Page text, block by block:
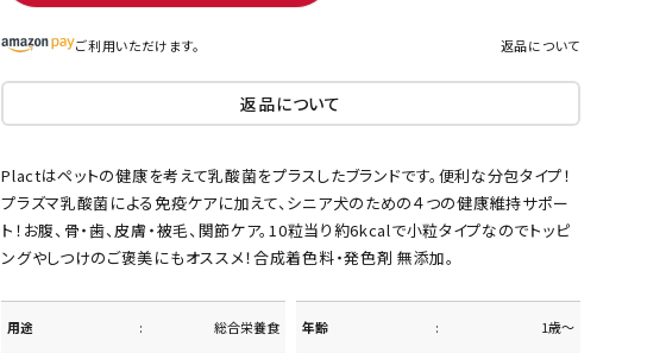
ご利用いただけます。 返品について
返品について
Plactはペットの健康を考えて乳酸菌をプラスしたブランドです。便利な分包タイプ！
プラズマ乳酸菌による免疫ケアに加えて、シニア犬のための４つの健康維持サポー
ト！お腹、骨・歯、皮膚・被毛、関節ケア。10粒当り約6kcalで小粒タイプなのでトッピ
ングやしつけのご褒美にもオススメ！合成着色料・発色剤 無添加。
用途 総合栄養食 年齢 1歳～